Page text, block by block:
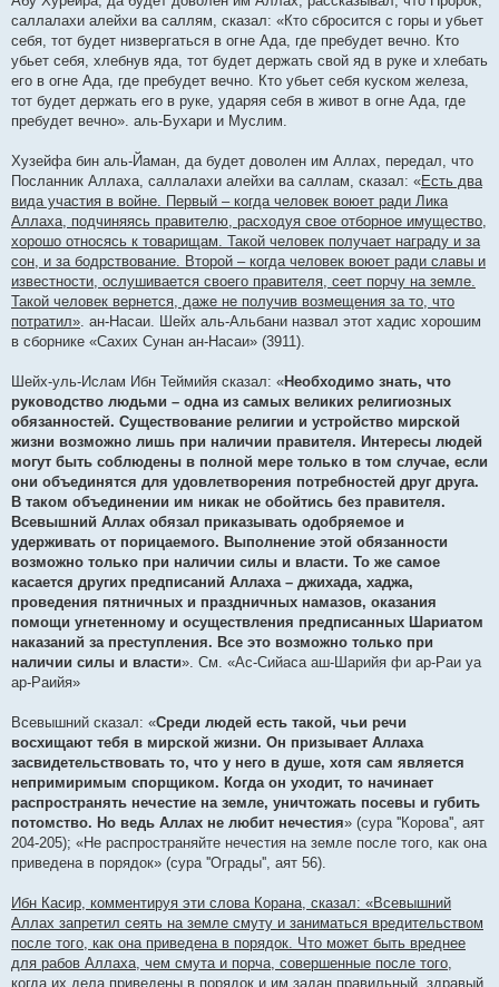
саллалахи алейхи ва саллям, сказал: «Кто сбросится с горы и убьет
себя, тот будет низвергаться в огне Ада, где пребудет вечно. Кто
убьет себя, хлебнув яда, тот будет держать свой яд в руке и хлебать
его в огне Ада, где пребудет вечно. Кто убьет себя куском железа,
тот будет держать его в руке, ударяя себя в живот в огне Ада, где
пребудет вечно». аль-Бухари и Муслим.
Хузейфа бин аль-Йаман, да будет доволен им Аллах, передал, что
Посланник Аллаха, саллалахи алейхи ва саллам, сказал: «Есть два
вида участия в войне. Первый – когда человек воюет ради Лика
Аллаха, подчиняясь правителю, расходуя свое отборное имущество,
хорошо относясь к товарищам. Такой человек получает награду и за
сон, и за бодрствование. Второй – когда человек воюет ради славы и
известности, ослушивается своего правителя, сеет порчу на земле.
Такой человек вернется, даже не получив возмещения за то, что
потратил». ан-Насаи. Шейх аль-Альбани назвал этот хадис хорошим
в сборнике «Сахих Сунан ан-Насаи» (3911).
Шейх-уль-Ислам Ибн Теймийя сказал: «Необходимо знать, что
руководство людьми – одна из самых великих религиозных
обязанностей. Существование религии и устройство мирской
жизни возможно лишь при наличии правителя. Интересы людей
могут быть соблюдены в полной мере только в том случае, если
они объединятся для удовлетворения потребностей друг друга.
В таком объединении им никак не обойтись без правителя.
Всевышний Аллах обязал приказывать одобряемое и
удерживать от порицаемого. Выполнение этой обязанности
возможно только при наличии силы и власти. То же самое
касается других предписаний Аллаха – джихада, хаджа,
проведения пятничных и праздничных намазов, оказания
помощи угнетенному и осуществления предписанных Шариатом
наказаний за преступления. Все это возможно только при
наличии силы и власти». См. «Ас-Сийаса аш-Шарийя фи ар-Раи уа
ар-Раийя»
Всевышний сказал: «Среди людей есть такой, чьи речи
восхищают тебя в мирской жизни. Он призывает Аллаха
засвидетельствовать то, что у него в душе, хотя сам является
непримиримым спорщиком. Когда он уходит, то начинает
распространять нечестие на земле, уничтожать посевы и губить
потомство. Но ведь Аллах не любит нечестия» (сура ''Корова'', аят
204-205); «Не распространяйте нечестия на земле после того, как она
приведена в порядок» (сура ''Ограды'', аят 56).
Ибн Касир, комментируя эти слова Корана, сказал: «Всевышний
Аллах запретил сеять на земле смуту и заниматься вредительством
после того, как она приведена в порядок. Что может быть вреднее
для рабов Аллаха, чем смута и порча, совершенные после того,
когда их дела приведены в порядок и им задан правильный, здравый